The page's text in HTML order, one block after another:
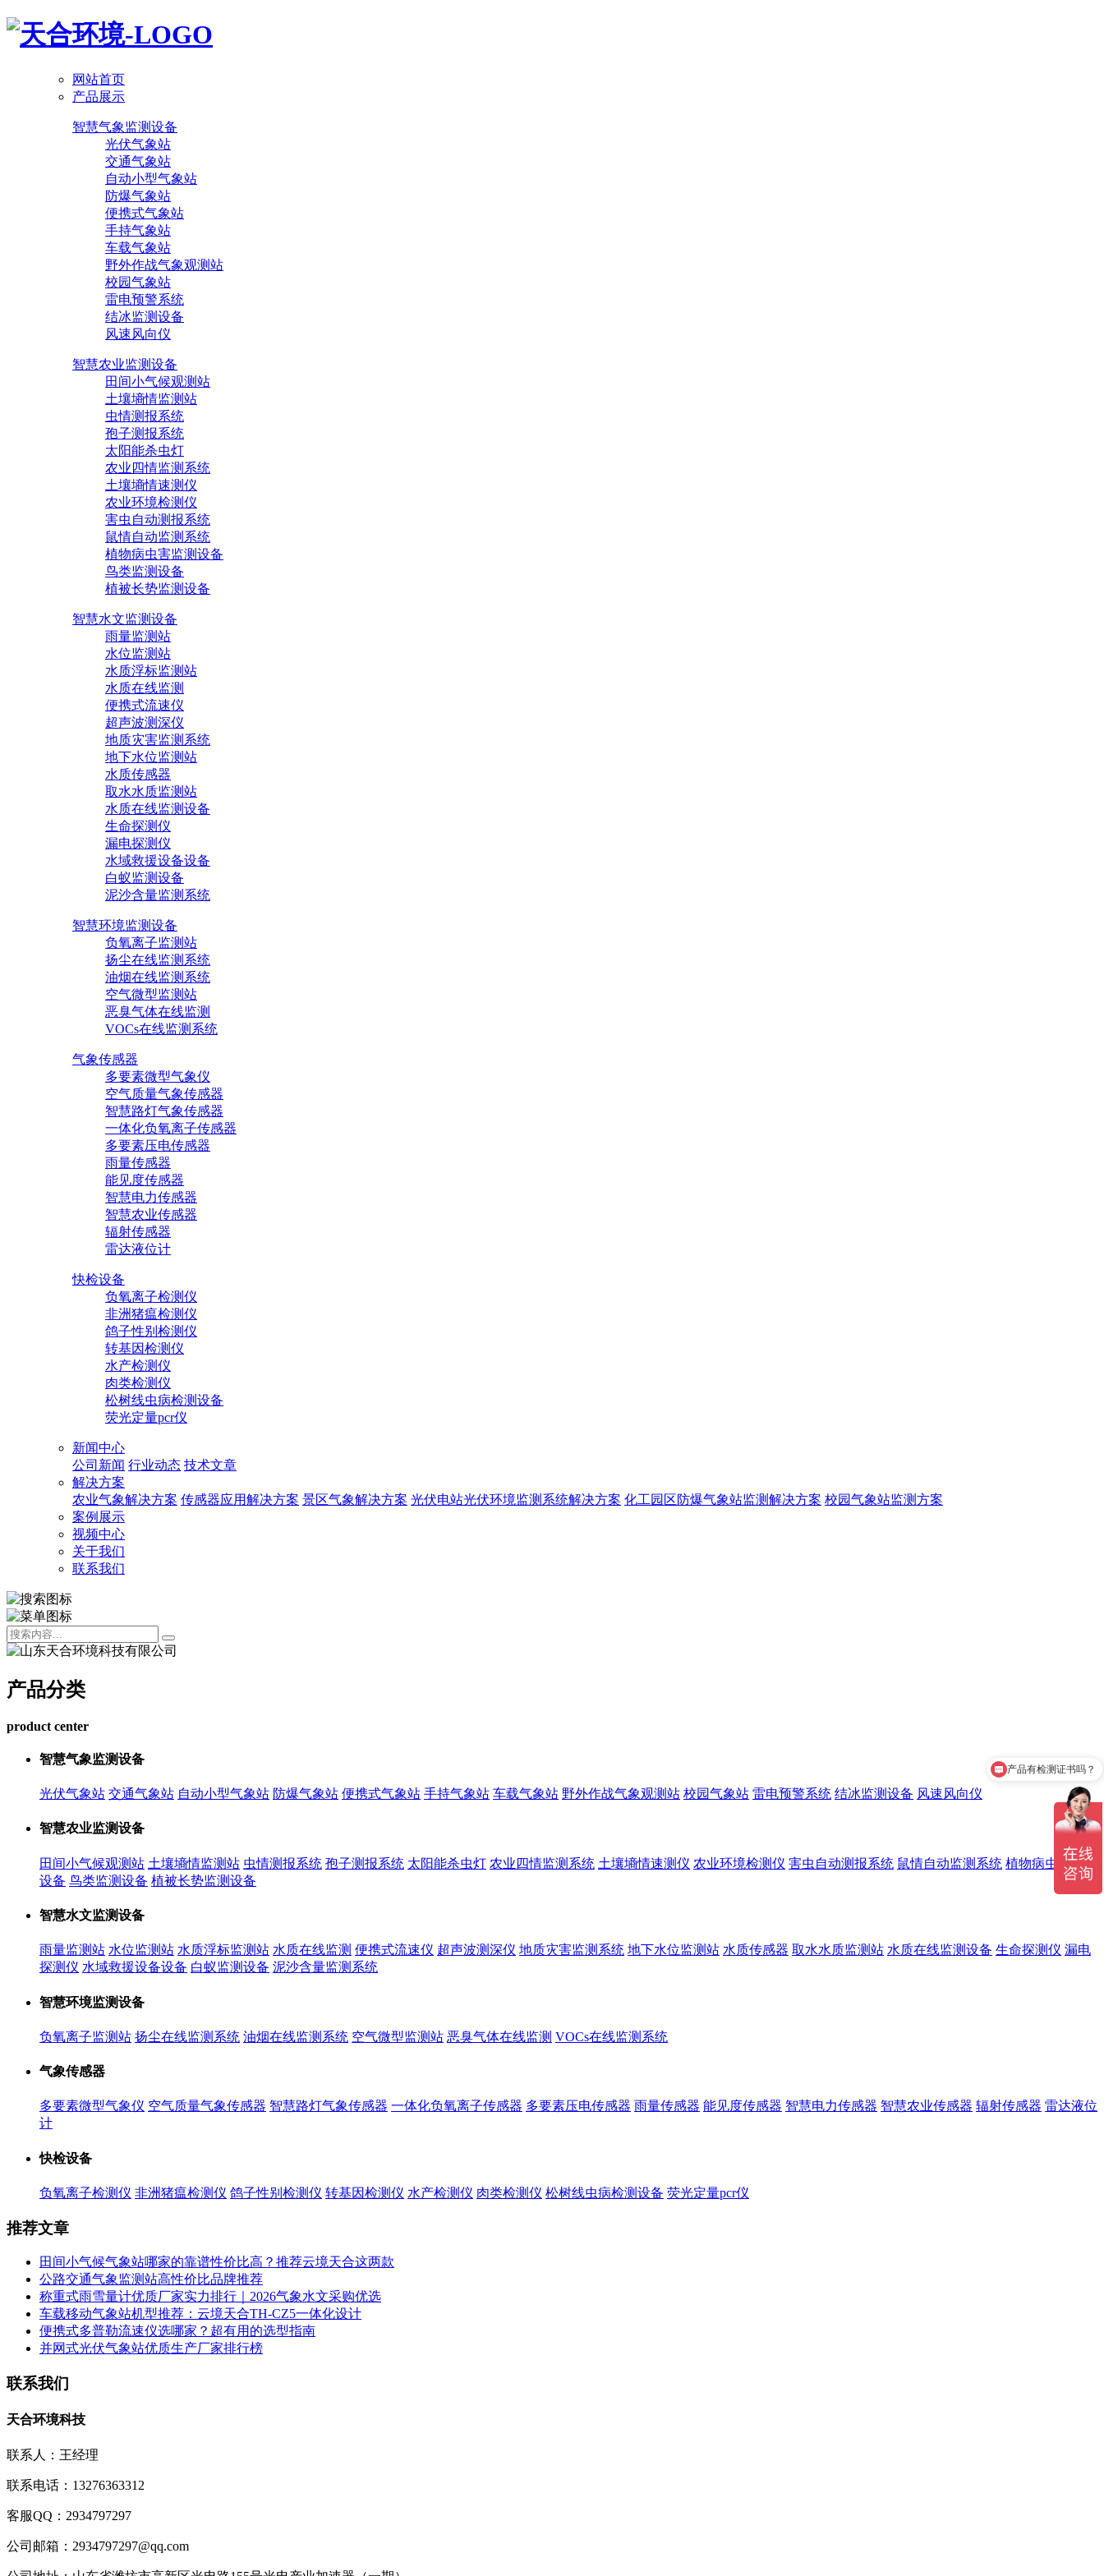
网站首页
产品展示
智慧气象监测设备
光伏气象站
交通气象站
自动小型气象站
防爆气象站
便携式气象站
手持气象站
车载气象站
野外作战气象观测站
校园气象站
雷电预警系统
结冰监测设备
风速风向仪
智慧农业监测设备
田间小气候观测站
土壤墒情监测站
虫情测报系统
孢子测报系统
太阳能杀虫灯
农业四情监测系统
土壤墒情速测仪
农业环境检测仪
害虫自动测报系统
鼠情自动监测系统
植物病虫害监测设备
鸟类监测设备
植被长势监测设备
智慧水文监测设备
雨量监测站
水位监测站
水质浮标监测站
水质在线监测
便携式流速仪
超声波测深仪
地质灾害监测系统
地下水位监测站
水质传感器
取水水质监测站
水质在线监测设备
生命探测仪
漏电探测仪
水域救援设备设备
白蚁监测设备
泥沙含量监测系统
智慧环境监测设备
负氧离子监测站
扬尘在线监测系统
油烟在线监测系统
空气微型监测站
恶臭气体在线监测
VOCs在线监测系统
气象传感器
多要素微型气象仪
空气质量气象传感器
智慧路灯气象传感器
一体化负氧离子传感器
多要素压电传感器
雨量传感器
能见度传感器
智慧电力传感器
智慧农业传感器
辐射传感器
雷达液位计
快检设备
负氧离子检测仪
非洲猪瘟检测仪
鸽子性别检测仪
转基因检测仪
水产检测仪
肉类检测仪
松树线虫病检测设备
荧光定量pcr仪
新闻中心
公司新闻 行业动态 技术文章
解决方案
农业气象解决方案 传感器应用解决方案 景区气象解决方案 光伏电站光伏环境监测系统解决方案 化工园区防爆气象站监测解决方案 校园气象站监测方案
案例展示
视频中心
关于我们
联系我们
产品分类
product center
智慧气象监测设备
光伏气象站 交通气象站 自动小型气象站 防爆气象站 便携式气象站 手持气象站 车载气象站 野外作战气象观测站 校园气象站 雷电预警系统 结冰监测设备 风速风向仪
智慧农业监测设备
田间小气候观测站 土壤墒情监测站 虫情测报系统 孢子测报系统 太阳能杀虫灯 农业四情监测系统 土壤墒情速测仪 农业环境检测仪 害虫自动测报系统 鼠情自动监测系统 植物病虫害监测
设备 鸟类监测设备 植被长势监测设备
智慧水文监测设备
雨量监测站 水位监测站 水质浮标监测站 水质在线监测 便携式流速仪 超声波测深仪 地质灾害监测系统 地下水位监测站 水质传感器 取水水质监测站 水质在线监测设备 生命探测仪 漏电
探测仪 水域救援设备设备 白蚁监测设备 泥沙含量监测系统
智慧环境监测设备
负氧离子监测站 扬尘在线监测系统 油烟在线监测系统 空气微型监测站 恶臭气体在线监测 VOCs在线监测系统
气象传感器
多要素微型气象仪 空气质量气象传感器 智慧路灯气象传感器 一体化负氧离子传感器 多要素压电传感器 雨量传感器 能见度传感器 智慧电力传感器 智慧农业传感器 辐射传感器 雷达液位
计
快检设备
负氧离子检测仪 非洲猪瘟检测仪 鸽子性别检测仪 转基因检测仪 水产检测仪 肉类检测仪 松树线虫病检测设备 荧光定量pcr仪
推荐文章
田间小气候气象站哪家的靠谱性价比高？推荐云境天合这两款
公路交通气象监测站高性价比品牌推荐
称重式雨雪量计优质厂家实力排行｜2026气象水文采购优选
车载移动气象站机型推荐：云境天合TH-CZ5一体化设计
便携式多普勒流速仪选哪家？超有用的选型指南
并网式光伏气象站优质生产厂家排行榜
联系我们
天合环境科技
联系人：王经理
联系电话：13276363312
客服QQ：2934797297
公司邮箱：2934797297@qq.com
产品有检测证书吗？